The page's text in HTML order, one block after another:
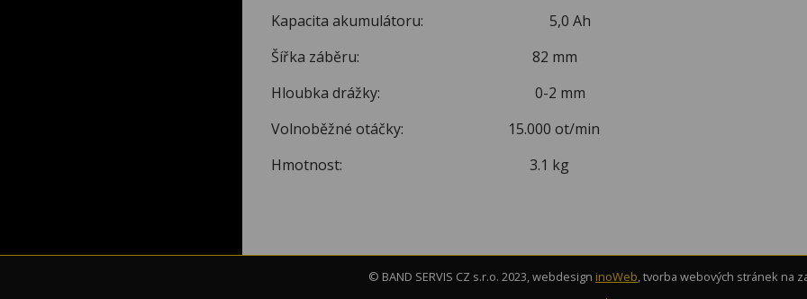
Kapacita akumulátoru: 5,0 Ah
Šířka záběru: 82 mm
Hloubka drážky: 0-2 mm
Volnoběžné otáčky: 15.000 ot/min
Hmotnost: 3.1 kg
© BAND SERVIS CZ s.r.o. 2023, webdesign inoWeb, tvorba webových stránek na